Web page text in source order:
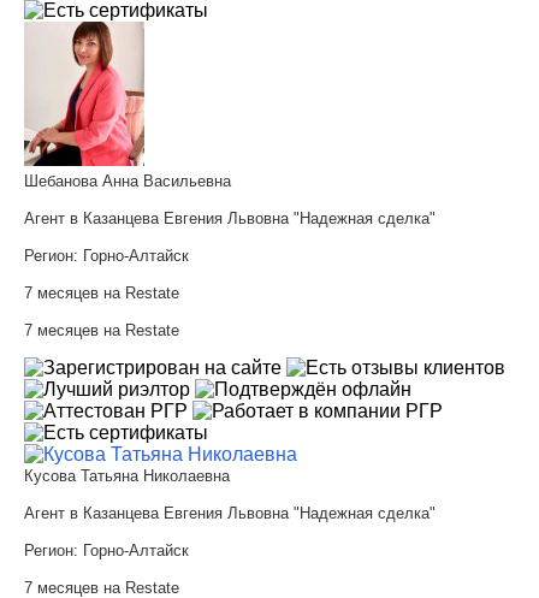
Шебанова Анна Васильевна
Агент в Казанцева Евгения Львовна "Надежная сделка"
Регион: Горно-Алтайск
7 месяцев на Restate
7 месяцев на Restate
Кусова Татьяна Николаевна
Агент в Казанцева Евгения Львовна "Надежная сделка"
Регион: Горно-Алтайск
7 месяцев на Restate